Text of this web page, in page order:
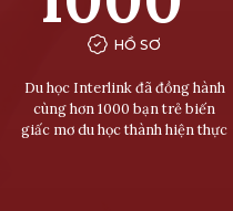
HỒ SƠ
Du học Interlink đã đồng hành
cùng hơn 1000 bạn trẻ biến
giấc mơ du học thành hiện thực